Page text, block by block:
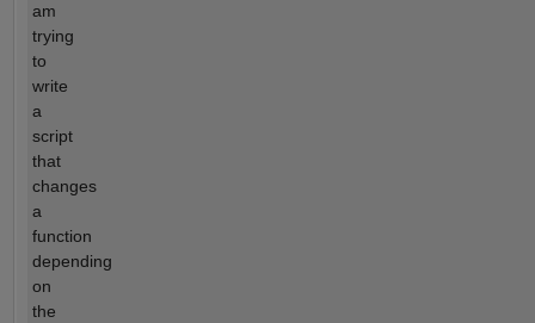
am
trying
to
write
a
script
that
changes
a
function
depending
on
the